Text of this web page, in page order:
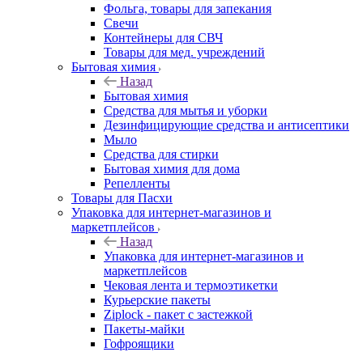
Фольга, товары для запекания
Свечи
Контейнеры для СВЧ
Товары для мед. учреждений
Бытовая химия
Назад
Бытовая химия
Средства для мытья и уборки
Дезинфицирующие средства и антисептики
Мыло
Средства для стирки
Бытовая химия для дома
Репелленты
Товары для Пасхи
Упаковка для интернет-магазинов и
маркетплейсов
Назад
Упаковка для интернет-магазинов и
маркетплейсов
Чековая лента и термоэтикетки
Курьерские пакеты
Ziplock - пакет с застежкой
Пакеты-майки
Гофроящики